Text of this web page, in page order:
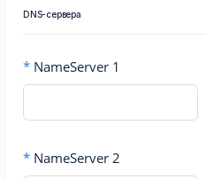
DNS-сервера
* NameServer 1
* NameServer 2